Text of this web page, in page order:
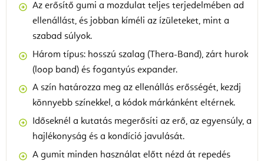
Az erősítő gumi a mozdulat teljes terjedelmében ad
ellenállást, és jobban kíméli az ízületeket, mint a
szabad súlyok.
Három típus: hosszú szalag (Thera-Band), zárt hurok
(loop band) és fogantyús expander.
A szín határozza meg az ellenállás erősségét, kezdj
könnyebb színekkel, a kódok márkánként eltérnek.
Időseknél a kutatás megerősíti az erő, az egyensúly, a
hajlékonyság és a kondíció javulását.
A gumit minden használat előtt nézd át repedés